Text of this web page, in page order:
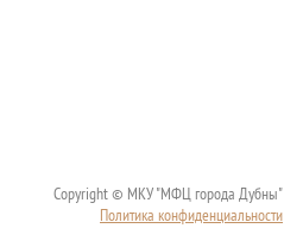
Copyright © МКУ "МФЦ города Дубны"
Политика конфиденциальности